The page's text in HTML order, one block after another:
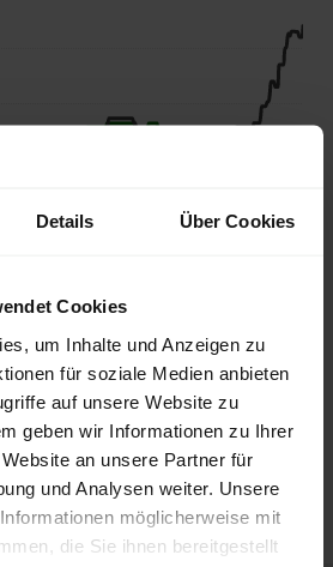
Details Über Cookies
Cookies
um Inhalte und Anzeigen zu
für soziale Medien anbieten
auf unsere Website zu
geben wir Informationen zu Ihrer
an unsere Partner für
und Analysen weiter. Unsere
möglicherweise mit
die Sie ihnen bereitgestellt
Ware Sackware
Januar
Mai
für Holzpellets in Deutschland
auf unsererPelletspreise -Seite
nachvollziehen.